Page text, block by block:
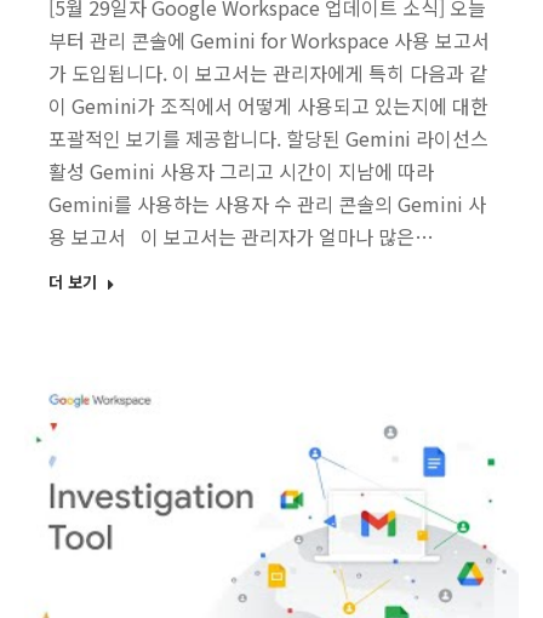
[5월 29일자 Google Workspace 업데이트 소식] 오늘
부터 관리 콘솔에 Gemini for Workspace 사용 보고서
가 도입됩니다. 이 보고서는 관리자에게 특히 다음과 같
이 Gemini가 조직에서 어떻게 사용되고 있는지에 대한
포괄적인 보기를 제공합니다. 할당된 Gemini 라이선스
활성 Gemini 사용자 그리고 시간이 지남에 따라
Gemini를 사용하는 사용자 수 관리 콘솔의 Gemini 사
용 보고서 이 보고서는 관리자가 얼마나 많은…
더 보기